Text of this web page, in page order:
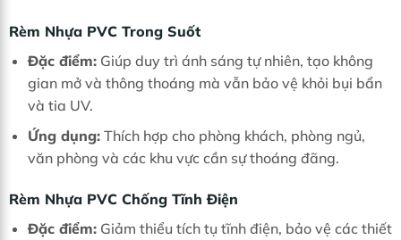
Rèm Nhựa PVC Trong Suốt
Đặc điểm:Giúp duy trì ánh sáng tự nhiên, tạo không
gian mở và thông thoáng mà vẫn bảo vệ khỏi bụi bẩn
và tia UV.
Ứng dụng:Thích hợp cho phòng khách, phòng ngủ,
văn phòng và các khu vực cần sự thoáng đãng.
Rèm Nhựa PVC Chống Tĩnh Điện
Đặc điểm:Giảm thiểu tích tụ tĩnh điện, bảo vệ các thiết